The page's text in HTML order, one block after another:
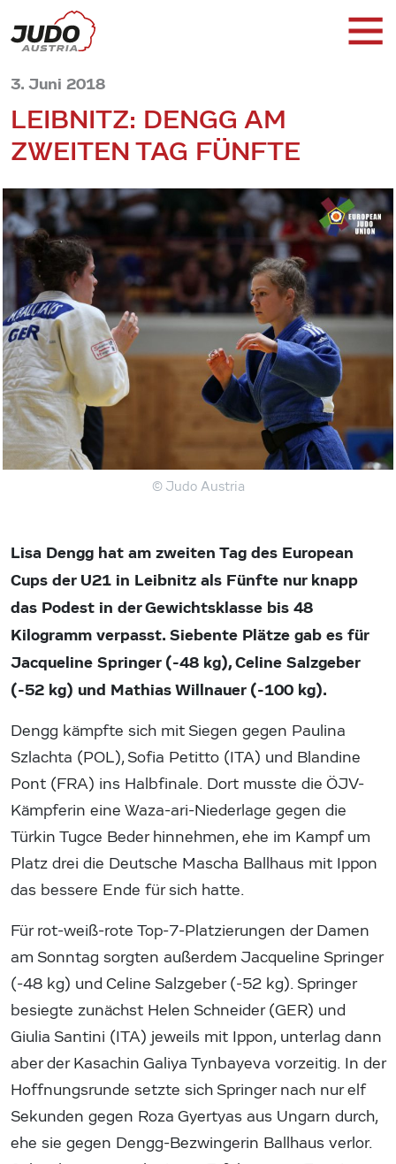
3. Juni 2018
LEIBNITZ: DENGG AM
ZWEITEN TAG FÜNFTE
© Judo Austria
Lisa Dengg hat am zweiten Tag des European
Cups der U21 in Leibnitz als Fünfte nur knapp
das Podest in der Gewichtsklasse bis 48
Kilogramm verpasst. Siebente Plätze gab es für
Jacqueline Springer (-48 kg), Celine Salzgeber
(-52 kg) und Mathias Willnauer (-100 kg).
Dengg kämpfte sich mit Siegen gegen Paulina
Szlachta (POL), Sofia Petitto (ITA) und Blandine
Pont (FRA) ins Halbfinale. Dort musste die ÖJV-
Kämpferin eine Waza-ari-Niederlage gegen die
Türkin Tugce Beder hinnehmen, ehe im Kampf um
Platz drei die Deutsche Mascha Ballhaus mit Ippon
das bessere Ende für sich hatte.
Für rot-weiß-rote Top-7-Platzierungen der Damen
am Sonntag sorgten außerdem Jacqueline Springer
(-48 kg) und Celine Salzgeber (-52 kg). Springer
besiegte zunächst Helen Schneider (GER) und
Giulia Santini (ITA) jeweils mit Ippon, unterlag dann
aber der Kasachin Galiya Tynbayeva vorzeitig. In der
Hoffnungsrunde setzte sich Springer nach nur elf
Sekunden gegen Roza Gyertyas aus Ungarn durch,
ehe sie gegen Dengg-Bezwingerin Ballhaus verlor.